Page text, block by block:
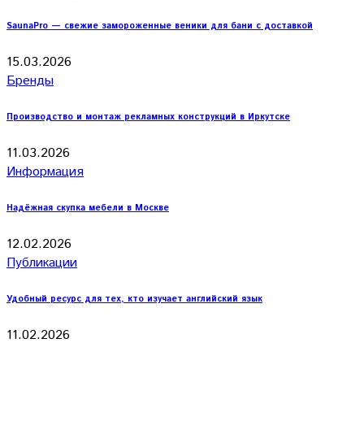
SaunaPro — свежие замороженные веники для бани с доставкой
15.03.2026
Бренды
Производство и монтаж рекламных конструкций в Иркутске
11.03.2026
Информация
Надёжная скупка мебели в Москве
12.02.2026
Публикации
Удобный ресурс для тех, кто изучает английский язык
11.02.2026